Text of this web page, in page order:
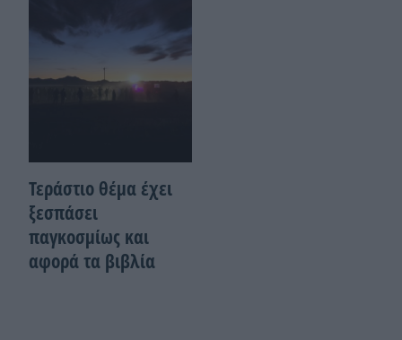
Τεράστιο θέμα έχει
ξεσπάσει
παγκοσμίως και
αφορά τα βιβλία